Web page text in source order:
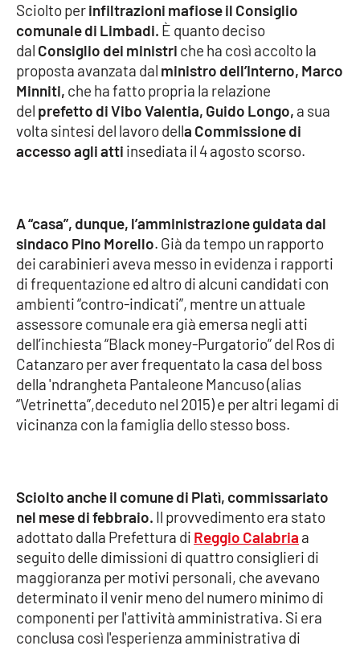
Cultura
Economia e Lavoro
Politica
Sanità
Sport
RUBRICHE
Good Morning Vietnam
Parchi Marini Calabria
Leggendo Alvaro insieme
Le perfidie di Antonella Grippo
Venti di comunicazione
STREAMING
LaC TV
Sciolto perinfiltrazioni mafiose il Consiglio
comunale di Limbadi. È quanto deciso
dal Consiglio dei ministri che ha così accolto la
proposta avanzata dal ministro dell’Interno, Marco
Minniti, che ha fatto propria la relazione
del prefetto di Vibo Valentia, Guido Longo, a sua
volta sintesi del lavoro della Commissione di
accesso agli atti insediata il 4 agosto scorso.
A “casa”, dunque, l’amministrazione guidata dal
sindaco Pino Morello. Già da tempo un rapporto
dei carabinieri aveva messo in evidenza i rapporti
di frequentazione ed altro di alcuni candidati con
ambienti “contro-indicati”, mentre un attuale
assessore comunale era già emersa negli atti
dell’inchiesta “Black money-Purgatorio” del Ros di
Catanzaro per aver frequentato la casa del boss
della 'ndrangheta Pantaleone Mancuso (alias
“Vetrinetta”,deceduto nel 2015) e per altri legami di
vicinanza con la famiglia dello stesso boss.
Sciolto anche il comune di Platì, commissariato
nel mese di febbraio. Il provvedimento era stato
adottato dalla Prefettura di Reggio Calabria a
seguito delle dimissioni di quattro consiglieri di
maggioranza per motivi personali, che avevano
determinato il venir meno del numero minimo di
componenti per l'attività amministrativa. Si era
conclusa così l'esperienza amministrativa di